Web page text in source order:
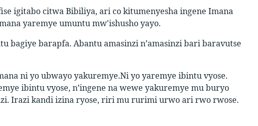
igitabo citwa Bibiliya, ari co kitumenyesha ingene Imana
yaremye umuntu mw'ishusho yayo.
bagiye barapfa. Abantu amasinzi n’amasinzi bari baravutse
ni yo ubwayo yakuremye.Ni yo yaremye ibintu vyose.
ibintu vyose, n’ingene na wewe yakuremye mu buryo
Irazi kandi izina ryose, riri mu rurimi urwo ari rwo rwose.